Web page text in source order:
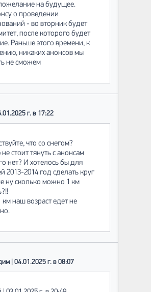
на будущее.
о проведении
- во вторник будет
после которого будет
Раньше этого времени, к
никаких анонсов мы
не сможем
г. в 17:22
что со снегом?
стоит тянуть с анонсам
нет? И хотелось бы для
2013-2014 год сделать круг
ну сколько можно 1 км
км наш возраст едет не
| 04.01.2025 г. в 08:07